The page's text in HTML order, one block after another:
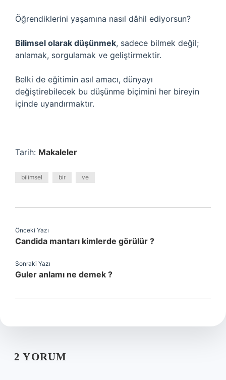
Öğrendiklerini yaşamına nasıl dâhil ediyorsun?
Bilimsel olarak düşünmek, sadece bilmek değil;
anlamak, sorgulamak ve geliştirmektir.
Belki de eğitimin asıl amacı, dünyayı
değiştirebilecek bu düşünme biçimini her bireyin
içinde uyandırmaktır.
Tarih: Makaleler
bilimsel bir ve
Önceki Yazı
Candida mantarı kimlerde görülür ?
Sonraki Yazı
Guler anlamı ne demek ?
2 YORUM